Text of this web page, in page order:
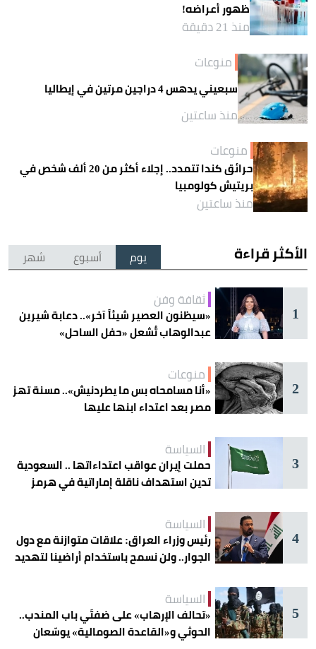
ظهور أعراضه!
منذ 21 دقيقة
منوعات
سبعيني يدهس 4 دراجين مرتين في إيطاليا
منذ ساعتين
منوعات
حرائق كندا تتمدد.. إجلاء أكثر من 20 ألف شخص في
بريتيش كولومبيا
منذ ساعتين
الأكثر قراءة يوم أسبوع شهر
1
ثقافة وفن
«سيظنون العصير شيئاً آخر».. دعابة شيرين
عبدالوهاب تُشعل «حفل الساحل»
2
منوعات
«أنا مسامحاه بس ما يطردنيش».. مسنة تهز
مصر بعد اعتداء ابنها عليها
3
السياسة
حملت إيران عواقب اعتداءاتها .. السعودية
تدين استهداف ناقلة إماراتية في هرمز
4
السياسة
رئيس وزراء العراق: علاقات متوازنة مع دول
الجوار.. ولن نسمح باستخدام أراضينا لتهديد
5
السياسة
«تحالف الإرهاب» على ضفتَي باب المندب..
الحوثي و«القاعدة الصومالية» يوسّعان